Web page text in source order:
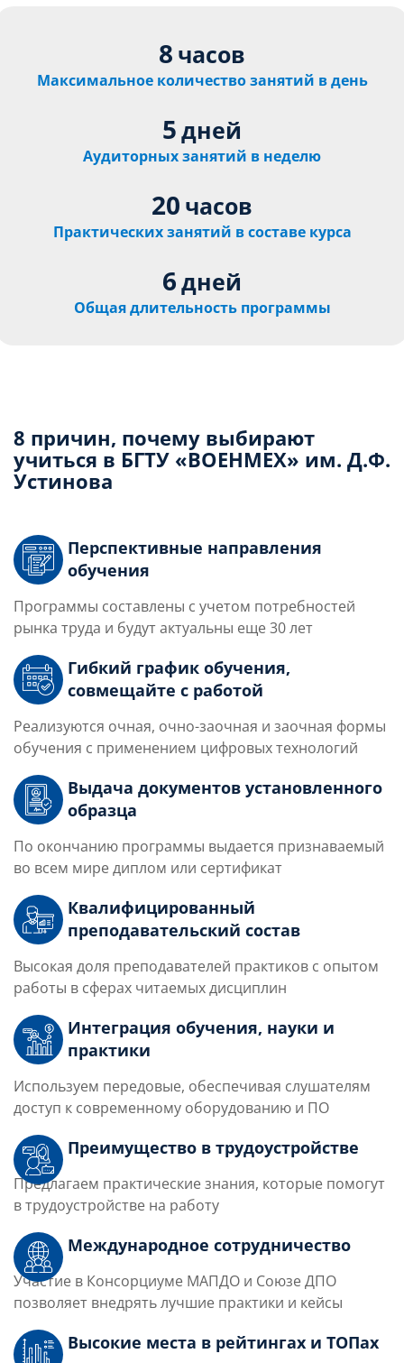
8 часов
Максимальное количество занятий в день
5дней
Аудиторных занятий в неделю
20 часов
Практических занятий в составе курса
6дней
Общая длительность программы
8 причин, почему выбирают
учиться в БГТУ «ВОЕНМЕХ» им. Д.Ф.
Устинова
Перспективные направления
обучения
Программы составлены с учетом потребностей
рынка труда и будут актуальны еще 30 лет
Гибкий график обучения,
совмещайте с работой
Реализуются очная, очно-заочная и заочная формы
обучения с применением цифровых технологий
Выдача документов установленного
образца
По окончанию программы выдается признаваемый
во всем мире диплом или сертификат
Квалифицированный
преподавательский состав
Высокая доля преподавателей практиков с опытом
работы в сферах читаемых дисциплин
Интеграция обучения, науки и
практики
Используем передовые, обеспечивая слушателям
доступ к современному оборудованию и ПО
Преимущество в трудоустройстве
Предлагаем практические знания, которые помогут
в трудоустройстве на работу
Международное сотрудничество
Участие в Консорциуме МАПДО и Союзе ДПО
позволяет внедрять лучшие практики и кейсы
Высокие места в рейтингах и ТОПах